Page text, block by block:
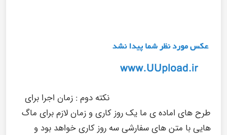
نکته دوم : زمان اجرا برای
طرح های اماده ی ما یک روز کاری و زمان لازم برای ماگ
هایی با متن های سفارشی سه روز کاری خواهد بود و